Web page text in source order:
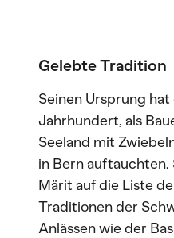
Gelebte Tradition
Seinen Ursprung
Jahrhundert, als
Seeland mit
in Bern auftauchten.
Märit auf die Liste
Traditionen der
Anlässen wie der